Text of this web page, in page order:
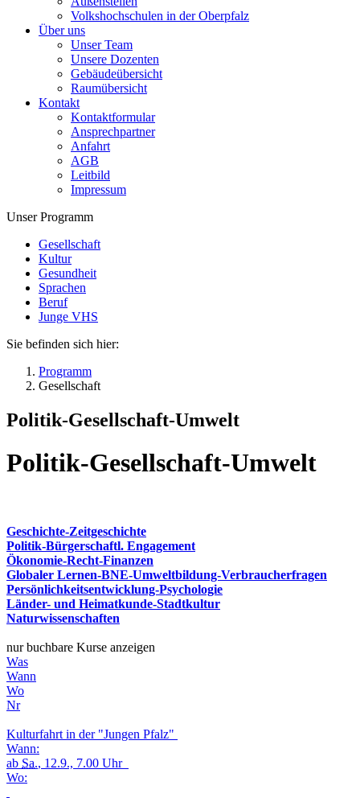
Volkshochschulen in der Oberpfalz
Über uns
Unser Team
Unsere Dozenten
Gebäudeübersicht
Raumübersicht
Kontakt
Kontaktformular
Ansprechpartner
Anfahrt
AGB
Leitbild
Impressum
Unser Programm
Gesellschaft
Kultur
Gesundheit
Sprachen
Beruf
Junge VHS
Sie befinden sich hier:
Programm
Gesellschaft
Politik-Gesellschaft-Umwelt
Politik-Gesellschaft-Umwelt
Geschichte-Zeitgeschichte
Politik-Bürgerschaftl. Engagement
Ökonomie-Recht-Finanzen
Globaler Lernen-BNE-Umweltbildung-Verbraucherfragen
Persönlichkeitsentwicklung-Psychologie
Länder- und Heimatkunde-Stadtkultur
Naturwissenschaften
nur buchbare Kurse anzeigen
Was
Wann
Wo
Nr
Kulturfahrt in der "Jungen Pfalz"
Wann:
ab Sa., 12.9., 7.00 Uhr
Wo: